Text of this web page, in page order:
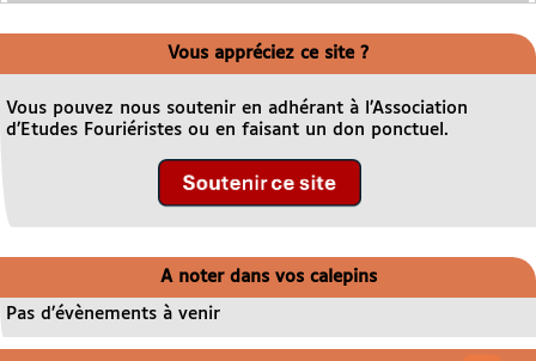
Vous appréciez ce site ?
Vous pouvez nous soutenir en adhérant à l’Association
d’Etudes Fouriéristes ou en faisant un don ponctuel.
A noter dans vos calepins
Pas d’évènements à venir